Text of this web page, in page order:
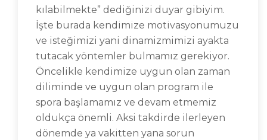
kılabilmekte” dediğinizi duyar gibiyim.
İşte burada kendimize motivasyonumuzu
ve isteğimizi yani dinamizmimizi ayakta
tutacak yöntemler bulmamız gerekiyor.
Öncelikle kendimize uygun olan zaman
diliminde ve uygun olan program ile
spora başlamamız ve devam etmemiz
oldukça önemli. Aksi takdirde ilerleyen
dönemde ya vakitten yana sorun